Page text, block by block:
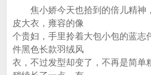
焦小娇今天也拾到的倍儿精神
皮大衣，雍容的像
个贵妇，手里拎着大包小包的蓝志
件黑色长款羽绒风
衣，不过发型却变了，不再是简单